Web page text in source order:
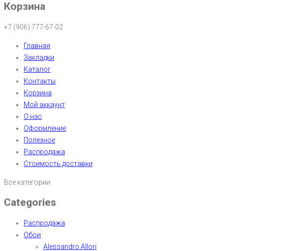
Корзина
+7 (906) 777-67-02
Главная
Закладки
Каталог
Контакты
Корзина
Мой аккаунт
О нас
Оформление
Полезное
Распродажа
Стоимость доставки
Все категории
Categories
Распродажа
Обои
Alessandro Allori